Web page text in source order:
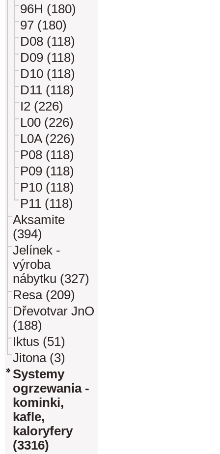
96H (180)
97 (180)
D08 (118)
D09 (118)
D10 (118)
D11 (118)
I2 (226)
L00 (226)
L0A (226)
P08 (118)
P09 (118)
P10 (118)
P11 (118)
Aksamite
(394)
Jelínek -
výroba
nábytku (327)
Resa (209)
Dřevotvar JnO
(188)
Iktus (51)
Jitona (3)
Systemy
ogrzewania -
kominki,
kafle,
kaloryfery
(3316)